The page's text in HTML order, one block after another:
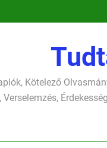
Kötelező
Verselemzés,